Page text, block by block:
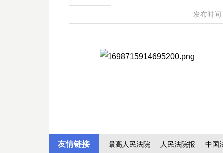
发布时
友情链接 最高人民法院 人民法院报 中国